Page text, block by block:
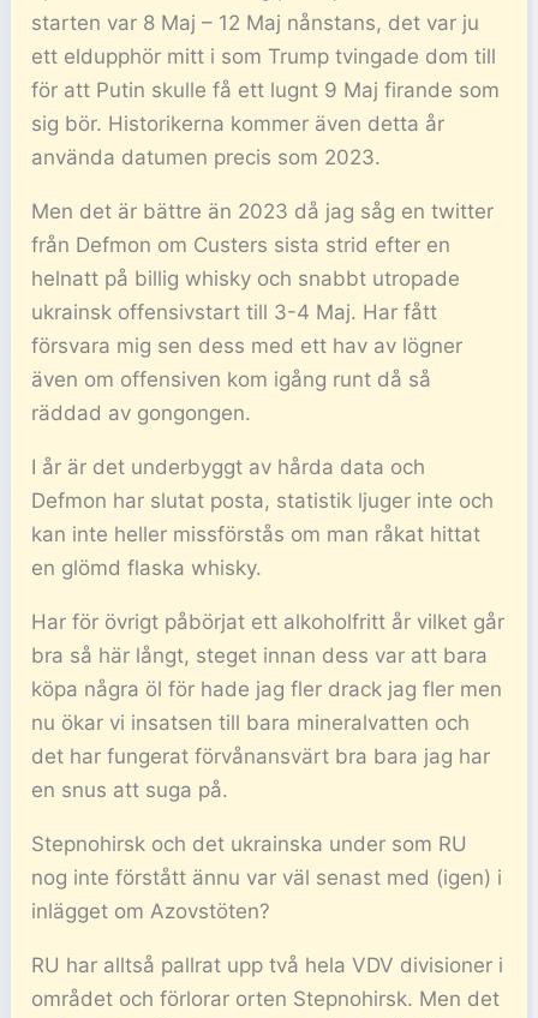
starten var 8 Maj – 12 Maj nånstans, det var ju
ett eldupphör mitt i som Trump tvingade dom till
för att Putin skulle få ett lugnt 9 Maj firande som
sig bör. Historikerna kommer även detta år
använda datumen precis som 2023.
Men det är bättre än 2023 då jag såg en twitter
från Defmon om Custers sista strid efter en
helnatt på billig whisky och snabbt utropade
ukrainsk offensivstart till 3-4 Maj. Har fått
försvara mig sen dess med ett hav av lögner
även om offensiven kom igång runt då så
räddad av gongongen.
I år är det underbyggt av hårda data och
Defmon har slutat posta, statistik ljuger inte och
kan inte heller missförstås om man råkat hittat
en glömd flaska whisky.
Har för övrigt påbörjat ett alkoholfritt år vilket går
bra så här långt, steget innan dess var att bara
köpa några öl för hade jag fler drack jag fler men
nu ökar vi insatsen till bara mineralvatten och
det har fungerat förvånansvärt bra bara jag har
en snus att suga på.
Stepnohirsk och det ukrainska under som RU
nog inte förstått ännu var väl senast med (igen) i
inlägget om Azovstöten?
RU har alltså pallrat upp två hela VDV divisioner i
området och förlorar orten Stepnohirsk. Men det